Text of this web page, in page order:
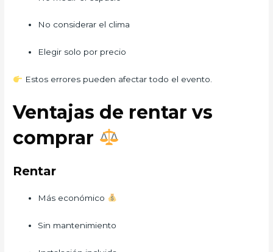
No considerar el clima
Elegir solo por precio
Estos errores pueden afectar todo el evento.
Ventajas de rentar vs
comprar
Rentar
Más económico
Sin mantenimiento